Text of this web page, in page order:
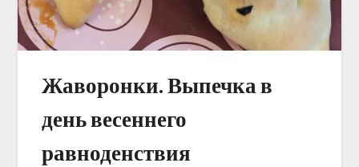
Жаворонки. Выпечка в
день весеннего
равноденствия